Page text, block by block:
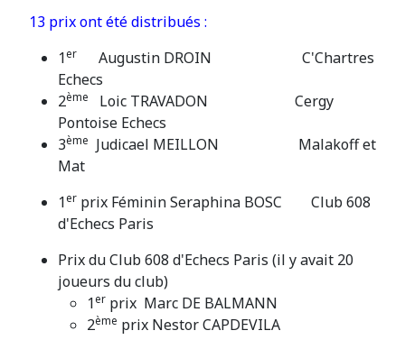
13 prix ont été distribués :
1er
Augustin DROIN C'Chartres
Echecs
2ème
Loic TRAVADON Cergy
Pontoise Echecs
3ème Judicael MEILLON Malakoff et
Mat
1er prix Féminin Seraphina BOSC Club 608
d'Echecs Paris
Prix du Club 608 d'Echecs Paris (il y avait 20
joueurs du club)
1er prix Marc DE BALMANN
2ème prix Nestor CAPDEVILA